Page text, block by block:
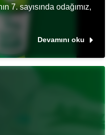
7. sayısında odağımız,
Devamını oku